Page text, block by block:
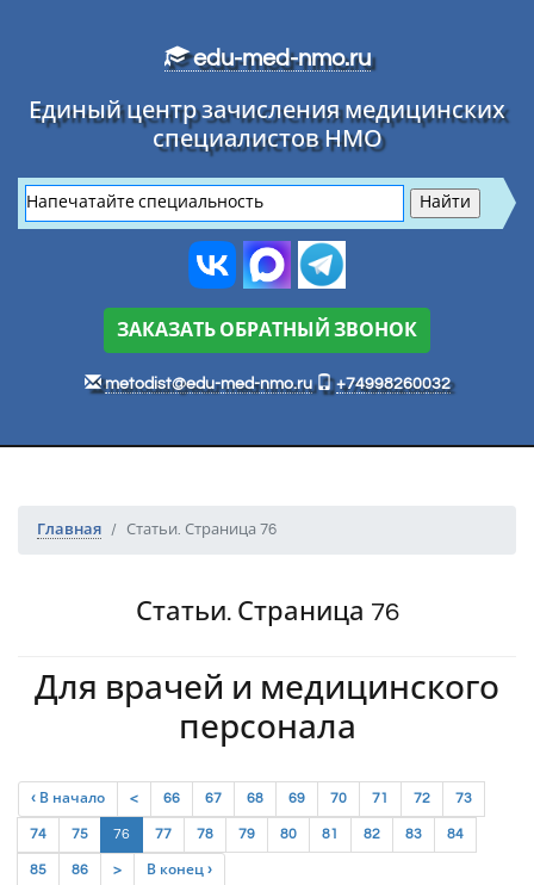
edu-med-nmo.ru
Единый центр зачисления медицинских
специалистов НМО
ЗАКАЗАТЬ ОБРАТНЫЙ ЗВОНОК
metodist@edu-med-nmo.ru +74998260032
Главная Статьи. Страница 76
Статьи. Страница 76
Для врачей и медицинского
персонала
‹ В начало < 66 67 68 69 70 71 72 73
74 75 76(current)
77 78 79 80 81 82 83 84
85 86 > В конец ›